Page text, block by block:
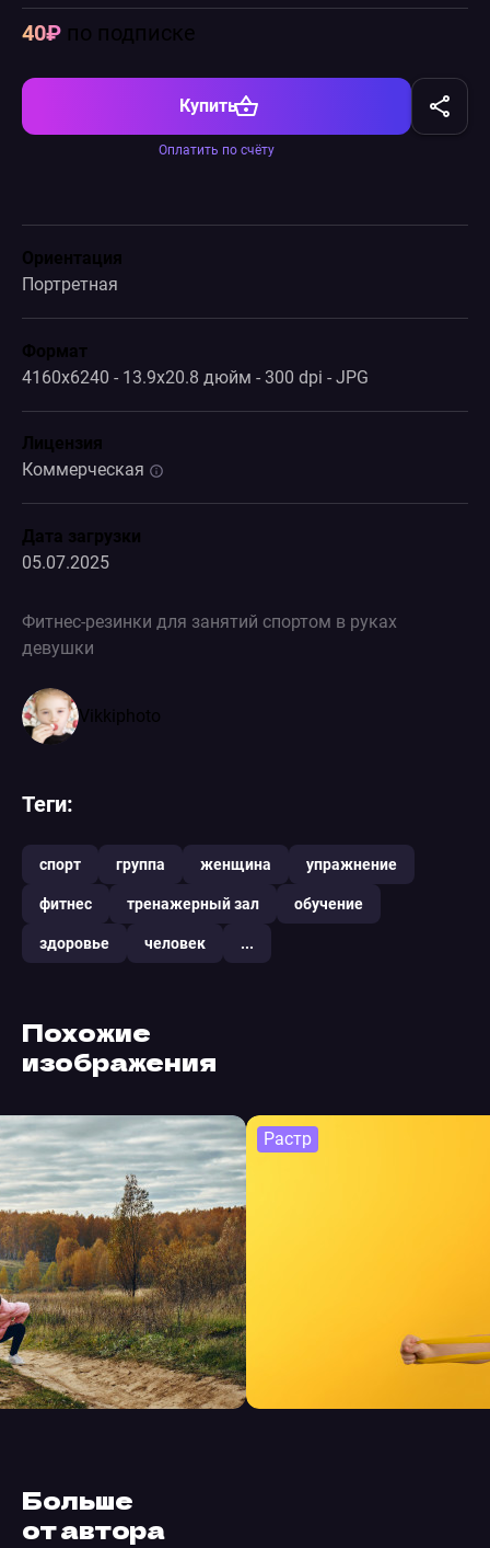
40₽по подписке
Купить
Оплатить по счёту
Ориентация
Портретная
Формат
4160x6240 - 13.9x20.8 дюйм - 300 dpi - JPG
Лицензия
Коммерческая
Дата загрузки
05.07.2025
Фитнес-резинки для занятий спортом в руках
девушки
Vikkiphoto
Теги:
спорт группа женщина упражнение
фитнес тренажерный зал обучение
здоровье человек ...
Похожие
изображения
Растр
Больше
от автора